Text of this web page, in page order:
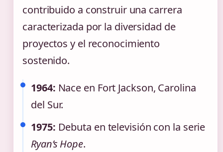
contribuido a construir una carrera
caracterizada por la diversidad de
proyectos y el reconocimiento
sostenido.
1964: Nace en Fort Jackson, Carolina
del Sur.
1975: Debuta en televisión con la serie
Ryan’s Hope.